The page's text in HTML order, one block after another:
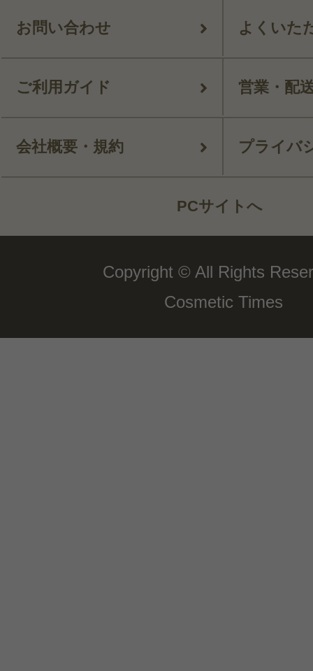
お問い合わせ よくいた
ご利用ガイド 営業・配
会社概要・規約 プライバ
PCサイトへ
Copyright © All Rights
Cosmetic Times